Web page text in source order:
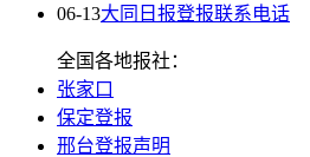
06-13大同日报登报联系电话
全国各地报社：
张家口
保定登报
邢台登报声明